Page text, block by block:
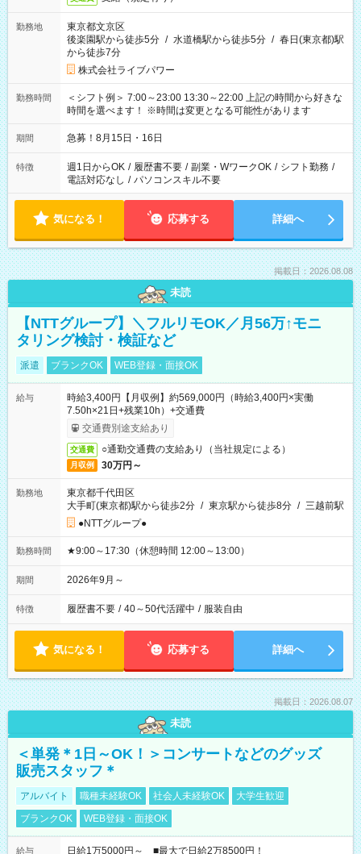
勤務地
東京都文京区
後楽園駅から徒歩5分 / 水道橋駅から徒歩5分 / 春日(東京都)駅
から徒歩7分
株式会社ライブパワー
勤務時間
＜シフト例＞ 7:00～23:00 13:30～22:00 上記の時間から好きな
時間を選べます！ ※時間は変更となる可能性があります
期間 急募！8月15日・16日
特徴 週1日からOK / 履歴書不要 / 副業・WワークOK / シフト勤務 /
電話対応なし / パソコンスキル不要
気になる！ 応募する 詳細へ
掲載日：2026.08.08
未読
【NTTグループ】＼フルリモOK／月56万↑モニ
タリング検討・検証など
派遣 ブランクOK WEB登録・面接OK
給与
時給3,400円【月収例】約569,000円（時給3,400円×実働
7.50h×21日+残業10h）+交通費
交通費別途支給あり
交通費 ○通勤交通費の支給あり（当社規定による）
月収例 30万円～
勤務地
東京都千代田区
大手町(東京都)駅から徒歩2分 / 東京駅から徒歩8分 / 三越前駅
●NTTグループ●
勤務時間 ★9:00～17:30（休憩時間 12:00～13:00）
期間 2026年9月～
特徴 履歴書不要 / 40～50代活躍中 / 服装自由
気になる！ 応募する 詳細へ
掲載日：2026.08.07
未読
＜単発＊1日～OK！＞コンサートなどのグッズ
販売スタッフ＊
アルバイト 職種未経験OK 社会人未経験OK
大学生歓迎
ブランクOK
WEB登録・面接OK
給与 日給1万5000円～ ■最大で日給2万8500円！